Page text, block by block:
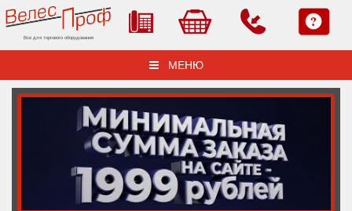
Все для торгового оборудования
МЕНЮ